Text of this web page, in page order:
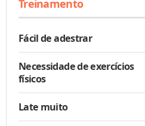
Treinamento
Fácil de adestrar
Necessidade de exercícios
físicos
Late muito